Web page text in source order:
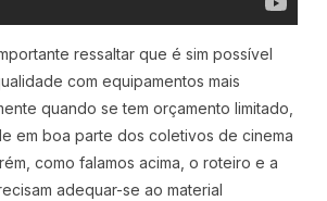
ressaltar que é sim possível
com equipamentos mais
quando se tem orçamento limitado,
em boa parte dos coletivos de cinema
como falamos acima, o roteiro e a
adequar-se ao material